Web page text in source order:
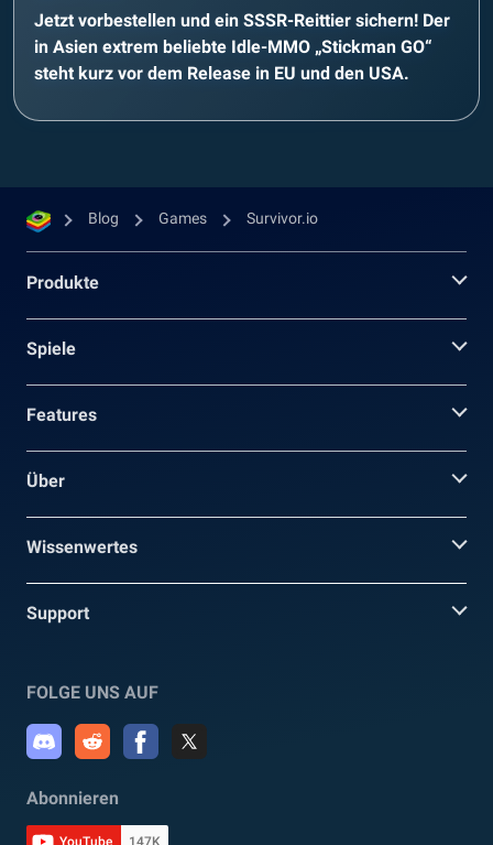
Jetzt vorbestellen und ein SSSR-Reittier sichern! Der
in Asien extrem beliebte Idle-MMO „Stickman GO“
steht kurz vor dem Release in EU und den USA.
Blog Games Survivor.io
Produkte
Spiele
Features
Über
Wissenwertes
Support
FOLGE UNS AUF
Abonnieren
YouTube 147K